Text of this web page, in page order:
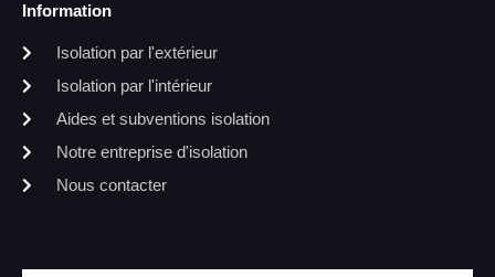
Information
Isolation par l'extérieur
Isolation par l'intérieur
Aides et subventions isolation
Notre entreprise d'isolation
Nous contacter